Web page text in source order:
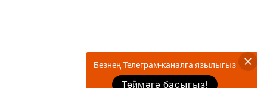
Безнең Телеграм-каналга язылыгыз
Төймәгә басыгыз!